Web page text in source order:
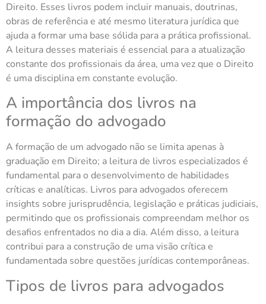
Direito. Esses livros podem incluir manuais, doutrinas,
obras de referência e até mesmo literatura jurídica que
ajuda a formar uma base sólida para a prática profissional.
A leitura desses materiais é essencial para a atualização
constante dos profissionais da área, uma vez que o Direito
é uma disciplina em constante evolução.
A importância dos livros na
formação do advogado
A formação de um advogado não se limita apenas à
graduação em Direito; a leitura de livros especializados é
fundamental para o desenvolvimento de habilidades
críticas e analíticas. Livros para advogados oferecem
insights sobre jurisprudência, legislação e práticas judiciais,
permitindo que os profissionais compreendam melhor os
desafios enfrentados no dia a dia. Além disso, a leitura
contribui para a construção de uma visão crítica e
fundamentada sobre questões jurídicas contemporâneas.
Tipos de livros para advogados